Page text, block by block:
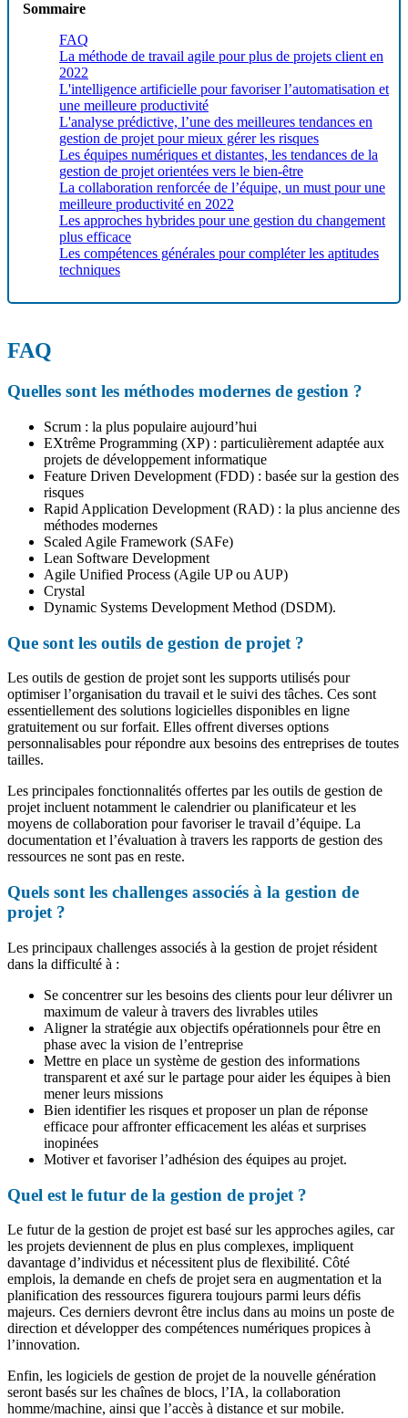
Sommaire
FAQ
La méthode de travail agile pour plus de projets client en
2022
L'intelligence artificielle pour favoriser l’automatisation et
une meilleure productivité
L'analyse prédictive, l’une des meilleures tendances en
gestion de projet pour mieux gérer les risques
Les équipes numériques et distantes, les tendances de la
gestion de projet orientées vers le bien-être
La collaboration renforcée de l’équipe, un must pour une
meilleure productivité en 2022
Les approches hybrides pour une gestion du changement
plus efficace
Les compétences générales pour compléter les aptitudes
techniques
FAQ
Quelles sont les méthodes modernes de gestion ?
Scrum : la plus populaire aujourd’hui
EXtrême Programming (XP) : particulièrement adaptée aux
projets de développement informatique
Feature Driven Development (FDD) : basée sur la gestion des
risques
Rapid Application Development (RAD) : la plus ancienne des
méthodes modernes
Scaled Agile Framework (SAFe)
Lean Software Development
Agile Unified Process (Agile UP ou AUP)
Crystal
Dynamic Systems Development Method (DSDM).
Que sont les outils de gestion de projet ?
Les outils de gestion de projet sont les supports utilisés pour
optimiser l’organisation du travail et le suivi des tâches. Ces sont
essentiellement des solutions logicielles disponibles en ligne
gratuitement ou sur forfait. Elles offrent diverses options
personnalisables pour répondre aux besoins des entreprises de toutes
tailles.
Les principales fonctionnalités offertes par les outils de gestion de
projet incluent notamment le calendrier ou planificateur et les
moyens de collaboration pour favoriser le travail d’équipe. La
documentation et l’évaluation à travers les rapports de gestion des
ressources ne sont pas en reste.
Quels sont les challenges associés à la gestion de
projet ?
Les principaux challenges associés à la gestion de projet résident
dans la difficulté à :
Se concentrer sur les besoins des clients pour leur délivrer un
maximum de valeur à travers des livrables utiles
Aligner la stratégie aux objectifs opérationnels pour être en
phase avec la vision de l’entreprise
Mettre en place un système de gestion des informations
transparent et axé sur le partage pour aider les équipes à bien
mener leurs missions
Bien identifier les risques et proposer un plan de réponse
efficace pour affronter efficacement les aléas et surprises
inopinées
Motiver et favoriser l’adhésion des équipes au projet.
Quel est le futur de la gestion de projet ?
Le futur de la gestion de projet est basé sur les approches agiles, car
les projets deviennent de plus en plus complexes, impliquent
davantage d’individus et nécessitent plus de flexibilité. Côté
emplois, la demande en chefs de projet sera en augmentation et la
planification des ressources figurera toujours parmi leurs défis
majeurs. Ces derniers devront être inclus dans au moins un poste de
direction et développer des compétences numériques propices à
l’innovation.
Enfin, les logiciels de gestion de projet de la nouvelle génération
seront basés sur les chaînes de blocs, l’IA, la collaboration
homme/machine, ainsi que l’accès à distance et sur mobile.